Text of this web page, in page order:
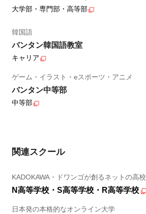
大学部・専門部・高等部
韓国語
バンタン韓国語教室
キャリア
ゲーム・イラスト・eスポーツ・アニメ
バンタン中等部
中等部
関連スクール
KADOKAWA・ドワンゴが創るネットの高校
N高等学校・S高等学校・R高等学校
日本発の本格的なオンライン大学